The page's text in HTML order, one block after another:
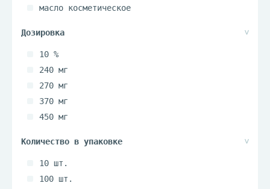
масло косметическое
ополаскиватель
паста
пастилки жевательные
средство педикулицидное
таблетки
таблетки шипучие
10 %
240 мг
270 мг
370 мг
450 мг
10 шт.
100 шт.